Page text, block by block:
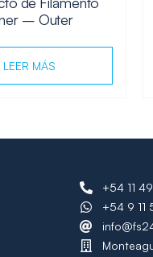
– Outer
LEER MÁS
+54 11
+54 9 11